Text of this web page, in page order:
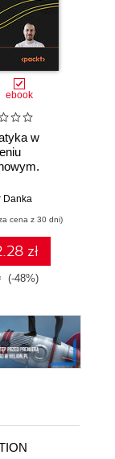
ebook
w
oraz
Danka
cena z 30 dni)
zł
(-48%)